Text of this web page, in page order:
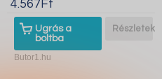
4.567Ft
Ugrás a
boltba
Részletek
Butor1.hu